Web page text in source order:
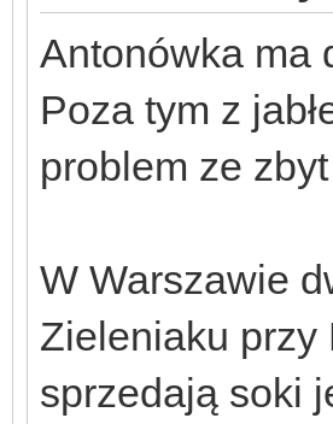
Antonówka ma
Poza tym z
problem ze
W Warszawie
Zieleniaku przy
sprzedają soki